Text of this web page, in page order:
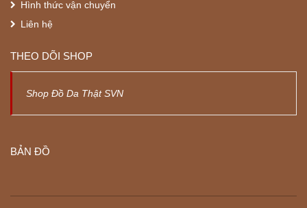
Hình thức vận chuyển
Liên hệ
THEO DÕI SHOP
Shop Đồ Da Thật SVN
BẢN ĐỒ